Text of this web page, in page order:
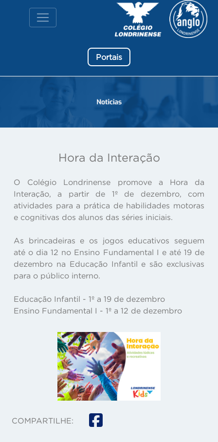
Portais
Hora da Interação
O Colégio Londrinense promove a Hora da
Interação, a partir de 1º de dezembro, com
atividades para a prática de habilidades motoras
e cognitivas dos alunos das séries iniciais.
As brincadeiras e os jogos educativos seguem
até o dia 12 no Ensino Fundamental I e até 19 de
dezembro na Educação Infantil e são exclusivas
para o público interno.
Educação Infantil - 1º a 19 de dezembro
Ensino Fundamental I - 1º a 12 de dezembro
COMPARTILHE: